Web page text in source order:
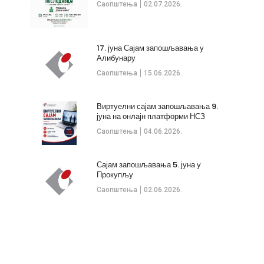
Саопштења 02.07.2026.
Саопштења 15.06.2026.
17. јуна Сајам запошљавања у
Алибунару
Саопштења 04.06.2026.
Виртуелни сајам запошљавања 9.
јуна на онлајн платформи НСЗ
Саопштења 02.06.2026.
Сајам запошљавања 5. јуна у
Прокупљу